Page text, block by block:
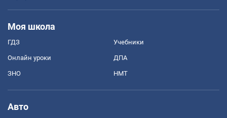
Моя школа
ГДЗ Учебники
Онлайн уроки ДПА
ЗНО НМТ
Авто